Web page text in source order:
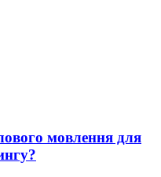
мовлення для